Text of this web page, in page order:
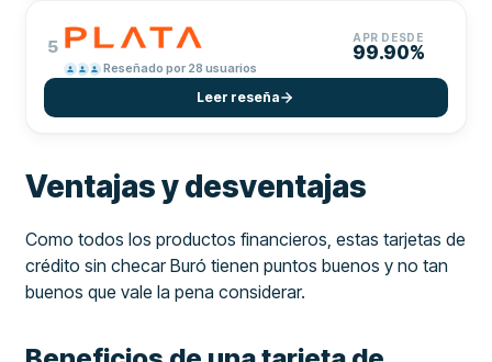
5
Reseñado por 28 usuarios
APR DESDE
99.90%
Leer reseña
Ventajas y desventajas
Como todos los productos financieros, estas tarjetas de
crédito sin checar Buró tienen puntos buenos y no tan
buenos que vale la pena considerar.